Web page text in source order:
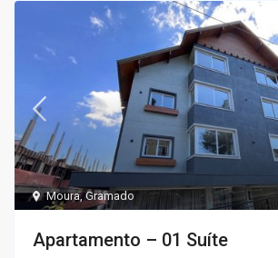
Moura,Gramado
Apartamento – 01 Suíte